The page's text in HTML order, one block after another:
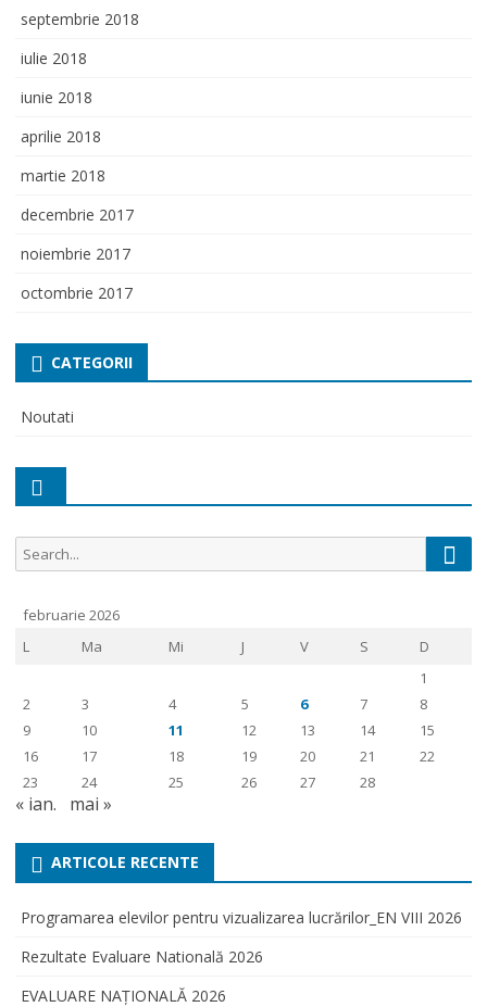
septembrie 2018
iulie 2018
iunie 2018
aprilie 2018
martie 2018
decembrie 2017
noiembrie 2017
octombrie 2017
CATEGORII
Noutati
Search
for:
februarie 2026
L
Ma Mi J V S
D
1
2
3 4 5 6 7
8
9
10 11 12 13 14
15
16
17 18 19 20 21
22
23
24 25 26 27 28
« ian. mai »
ARTICOLE RECENTE
Programarea elevilor pentru vizualizarea lucrărilor_EN VIII 2026
Rezultate Evaluare Natională 2026
EVALUARE NAŢIONALĂ 2026